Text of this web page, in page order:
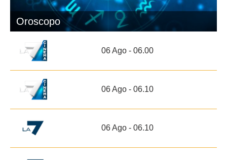
Oroscopo
06 Ago - 06.00
06 Ago - 06.10
06 Ago - 06.10